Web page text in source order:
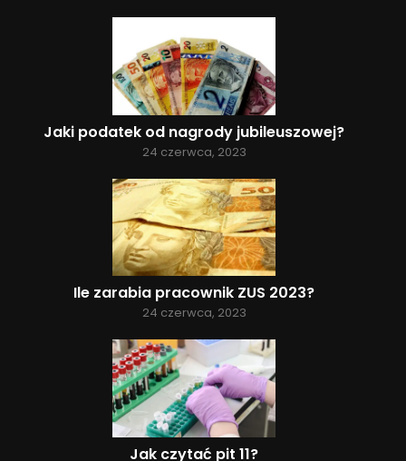
Jaki podatek od nagrody jubileuszowej?
24 czerwca, 2023
Ile zarabia pracownik ZUS 2023?
24 czerwca, 2023
Jak czytać pit 11?